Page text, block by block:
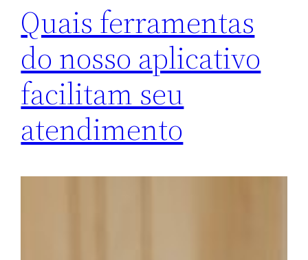
Quais ferramentas
do nosso aplicativo
facilitam seu
atendimento